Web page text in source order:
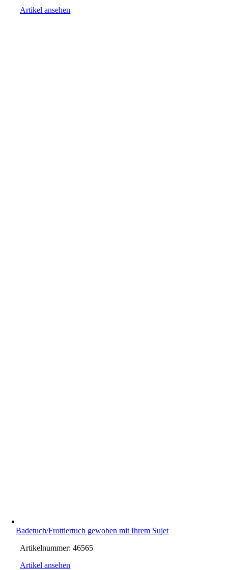
Artikel ansehen
Badetuch/Frottiertuch gewoben mit Ihrem Sujet
Artikelnummer:46565
Artikel ansehen